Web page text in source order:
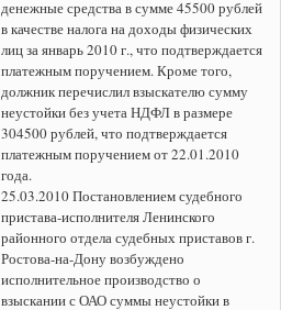
денежные средства в сумме 45500 рублей
в качестве налога на доходы физических
лиц за январь 2010 г., что подтверждается
платежным поручением. Кроме того,
должник перечислил взыскателю сумму
неустойки без учета НДФЛ в размере
304500 рублей, что подтверждается
платежным поручением от 22.01.2010
года.
25.03.2010 Постановлением судебного
пристава-исполнителя Ленинского
районного отдела судебных приставов г.
Ростова-на-Дону возбуждено
исполнительное производство о
взыскании с ОАО суммы неустойки в